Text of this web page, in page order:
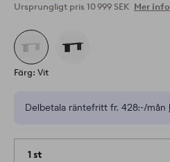
Ursprungligt pris 10 999 SEK Mer info
Färg: Vit
Delbetala räntefritt fr. 428:-/mån
1 st